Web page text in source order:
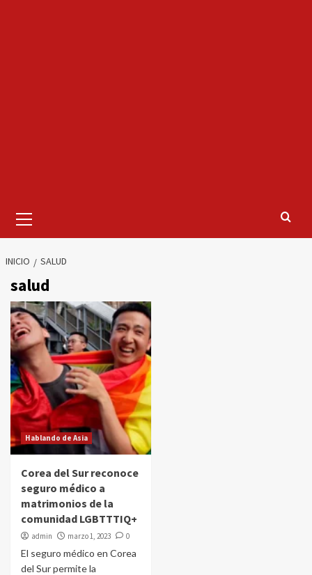
primario
INICIO SALUD
salud
Hablando de Asia
Corea del Sur reconoce
seguro médico a
matrimonios de la
comunidad LGBTTTIQ+
admin marzo 1, 2023 0
El seguro médico en Corea
del Sur permite la